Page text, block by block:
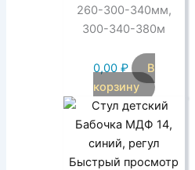
260-300-340мм,
300-340-380м
0,00 ₽
В
корзину
Быстрый просмотр